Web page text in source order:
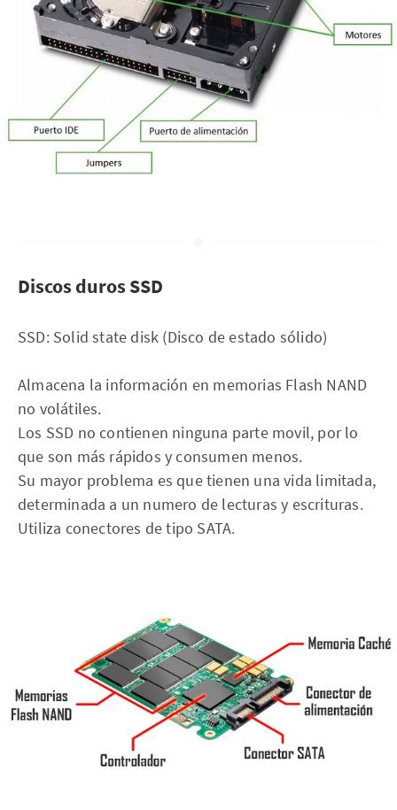
Discos duros SSD
SSD: Solid state disk (Disco de estado sólido)
Almacena la información en memorias Flash NAND
no volátiles.
Los SSD no contienen ninguna parte movil, por lo
que son más rápidos y consumen menos.
Su mayor problema es que tienen una vida limitada,
determinada a un numero de lecturas y escrituras.
Utiliza conectores de tipo SATA.